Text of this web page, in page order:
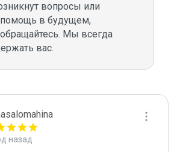
вопросы или
помощь в будущем,
Мы всегда
назад